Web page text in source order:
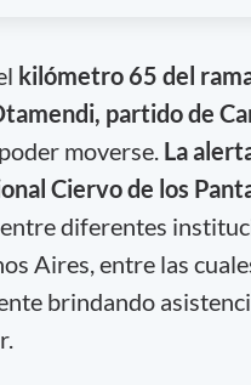
kilómetro 65 del
partido de
moverse. La
Ciervo de los
diferentes
Aires, entre las
brindando